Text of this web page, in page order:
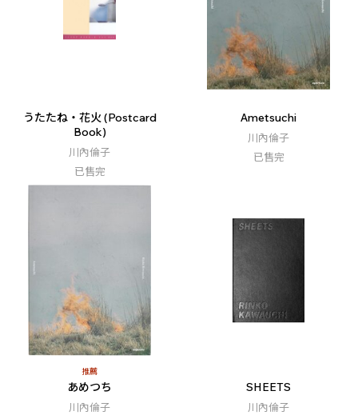
うたたね・花火 (Postcard
Book)
川內倫子
已售完
Ametsuchi
川內倫子
已售完
推薦
あめつち
川內倫子
SHEETS
川內倫子